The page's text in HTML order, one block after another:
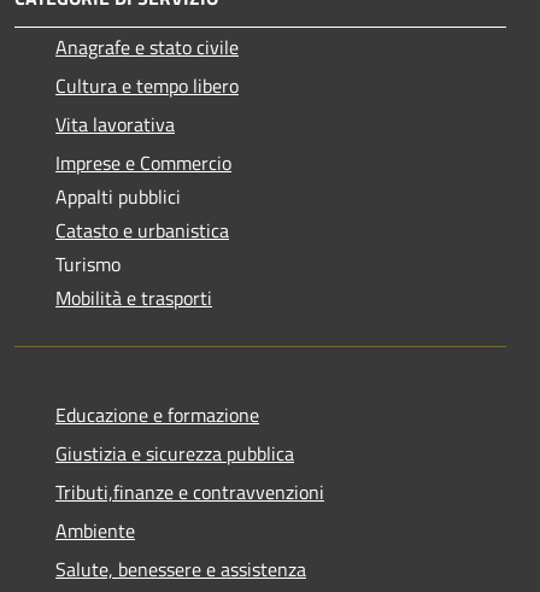
Anagrafe e stato civile
Cultura e tempo libero
Vita lavorativa
Imprese e Commercio
Appalti pubblici
Catasto e urbanistica
Turismo
Mobilità e trasporti
Educazione e formazione
Giustizia e sicurezza pubblica
Tributi,finanze e contravvenzioni
Ambiente
Salute, benessere e assistenza